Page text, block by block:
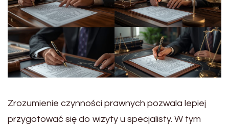
Zrozumienie czynności prawnych pozwala lepiej
przygotować się do wizyty u specjalisty. W tym